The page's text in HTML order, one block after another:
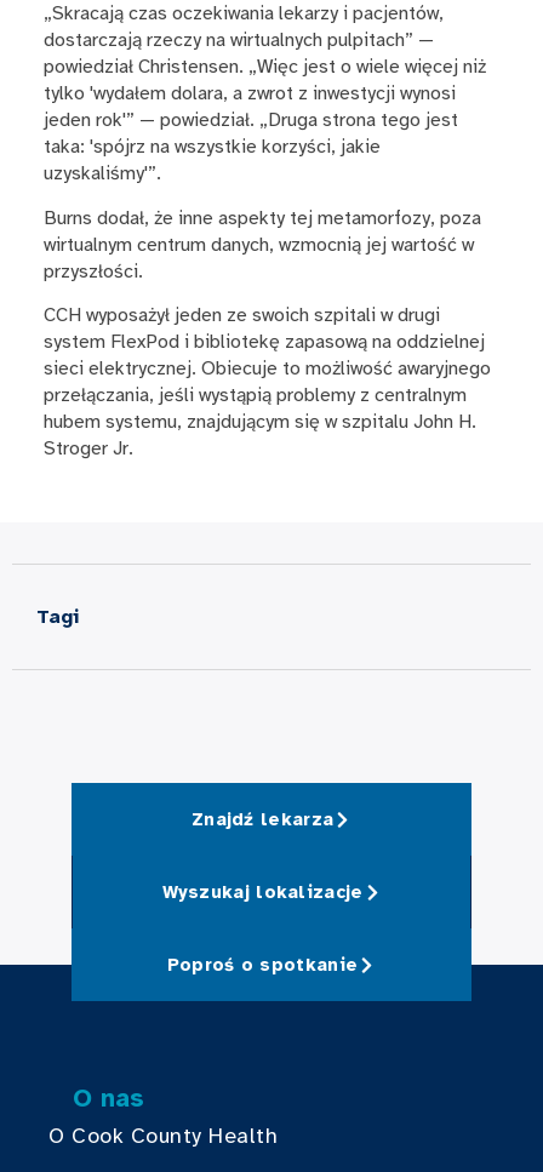
„Skracają czas oczekiwania lekarzy i pacjentów,
dostarczają rzeczy na wirtualnych pulpitach” —
powiedział Christensen. „Więc jest o wiele więcej niż
tylko 'wydałem dolara, a zwrot z inwestycji wynosi
jeden rok'” — powiedział. „Druga strona tego jest
taka: 'spójrz na wszystkie korzyści, jakie
uzyskaliśmy'”.
Burns dodał, że inne aspekty tej metamorfozy, poza
wirtualnym centrum danych, wzmocnią jej wartość w
przyszłości.
CCH wyposażył jeden ze swoich szpitali w drugi
system FlexPod i bibliotekę zapasową na oddzielnej
sieci elektrycznej. Obiecuje to możliwość awaryjnego
przełączania, jeśli wystąpią problemy z centralnym
hubem systemu, znajdującym się w szpitalu John H.
Stroger Jr.
Tagi
Znajdź lekarza
Wyszukaj lokalizacje
Poproś o spotkanie
O nas
O Cook County Health